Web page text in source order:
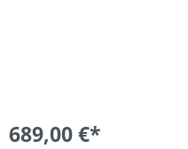
689,00 €*